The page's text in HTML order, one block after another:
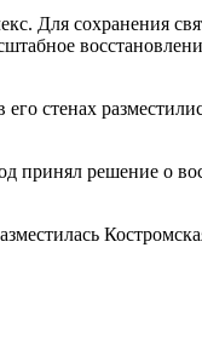
Для сохранения
стенах
принял решение о